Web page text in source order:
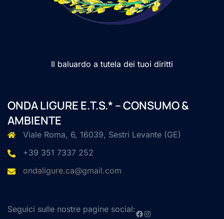
Il baluardo a tutela dei tuoi diritti
ONDA LIGURE E.T.S.* – CONSUMO &
AMBIENTE
Viale Roma, 6, 16039, Sestri Levante (GE)
+39 351 7337 252
ondaligure.ca@gmail.com
Seguici sulle nostre pagine social:Facebook
Instagram